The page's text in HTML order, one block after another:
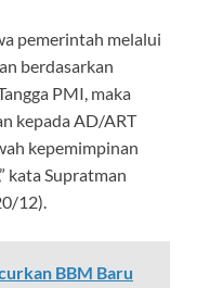
pemerintah melalui
berdasarkan
PMI, maka
kepada AD/ART
kepemimpinan
kata Supratman
12).
BBM Baru